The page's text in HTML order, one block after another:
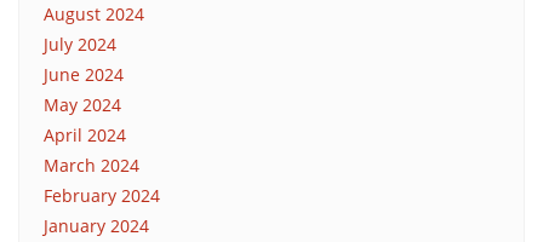
August 2024
July 2024
June 2024
May 2024
April 2024
March 2024
February 2024
January 2024